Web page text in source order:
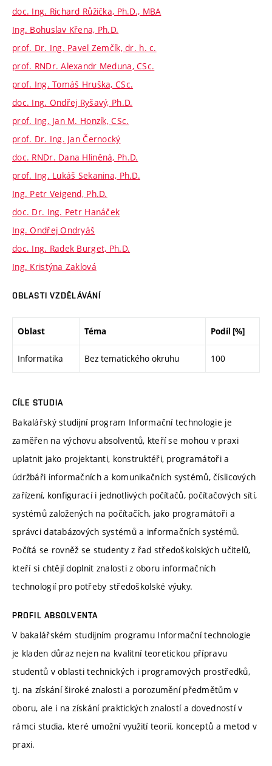
doc. Ing. Richard Růžička, Ph.D., MBA
Ing. Bohuslav Křena, Ph.D.
prof. Dr. Ing. Pavel Zemčík, dr. h. c.
prof. RNDr. Alexandr Meduna, CSc.
prof. Ing. Tomáš Hruška, CSc.
doc. Ing. Ondřej Ryšavý, Ph.D.
prof. Ing. Jan M. Honzík, CSc.
prof. Dr. Ing. Jan Černocký
doc. RNDr. Dana Hliněná, Ph.D.
prof. Ing. Lukáš Sekanina, Ph.D.
Ing. Petr Veigend, Ph.D.
doc. Dr. Ing. Petr Hanáček
Ing. Ondřej Ondryáš
doc. Ing. Radek Burget, Ph.D.
Ing. Kristýna Zaklová
OBLASTI VZDĚLÁVÁNÍ
Oblast Téma Podíl [%]
Informatika Bez tematického okruhu 100
CÍLE STUDIA
Bakalářský studijní program Informační technologie je
zaměřen na výchovu absolventů, kteří se mohou v praxi
uplatnit jako projektanti, konstruktéři, programátoři a
údržbáři informačních a komunikačních systémů, číslicových
zařízení, konfigurací i jednotlivých počítačů, počítačových sítí,
systémů založených na počítačích, jako programátoři a
správci databázových systémů a informačních systémů.
Počítá se rovněž se studenty z řad středoškolských učitelů,
kteří si chtějí doplnit znalosti z oboru informačních
technologií pro potřeby středoškolské výuky.
PROFIL ABSOLVENTA
V bakalářském studijním programu Informační technologie
je kladen důraz nejen na kvalitní teoretickou přípravu
studentů v oblasti technických i programových prostředků,
tj. na získání široké znalosti a porozumění předmětům v
oboru, ale i na získání praktických znalostí a dovedností v
rámci studia, které umožní využití teorií, konceptů a metod v
praxi.